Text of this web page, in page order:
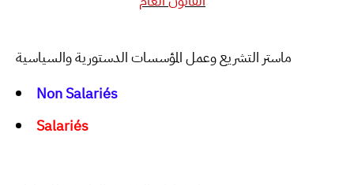
ماستر التشريع وعمل المؤسسات الدستورية والسياسية
NonSalariés
Salariés